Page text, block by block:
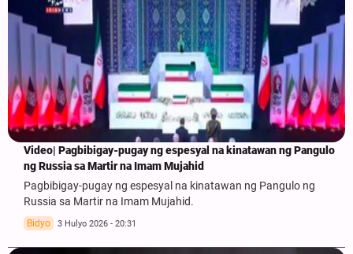
Video| Pagbibigay-pugay ng espesyal na kinatawan ng Pangulo
ng Russia sa Martir na Imam Mujahid
Pagbibigay-pugay ng espesyal na kinatawan ng Pangulo ng
Russia sa Martir na Imam Mujahid.
Bidyo 3 Hulyo 2026 - 20:31